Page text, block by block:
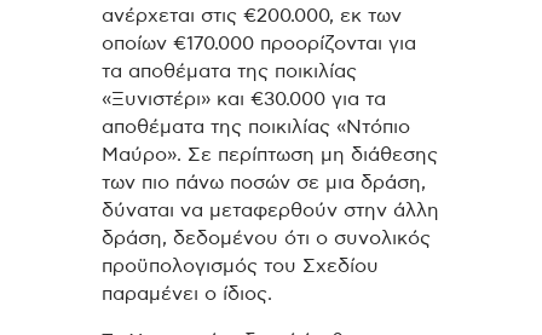
ανέρχεται στις €200.000, εκ των
οποίων €170.000 προορίζονται για
τα αποθέματα της ποικιλίας
«Ξυνιστέρι» και €30.000 για τα
αποθέματα της ποικιλίας «Ντόπιο
Μαύρο». Σε περίπτωση μη διάθεσης
των πιο πάνω ποσών σε μια δράση,
δύναται να μεταφερθούν στην άλλη
δράση, δεδομένου ότι ο συνολικός
προϋπολογισμός του Σχεδίου
παραμένει ο ίδιος.